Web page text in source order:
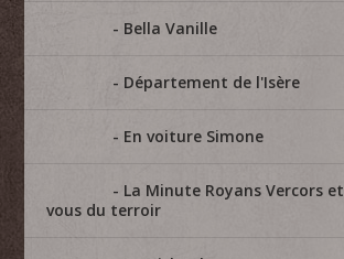
Bella Vanille
Département de l'Isère
En voiture Simone
La Minute Royans Vercors
vous du terroir